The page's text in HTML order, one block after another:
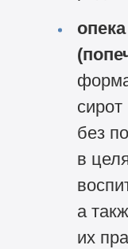
опека
без
в
а
их